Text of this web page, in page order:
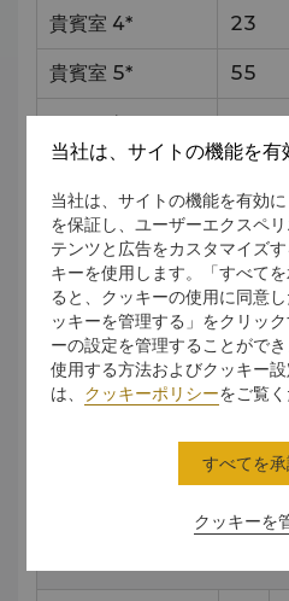
貴賓室 4* 23
貴賓室 5* 55
ファンクションル
ーム 1*
ファンクションル
ーム 2*
115
ファンクションル
ーム 3*
115
ファンクションル
ーム 4*
115
収容人
当社は、サイトの機能を有
当社は、サイトの機能を有効
を保証し、ユーザーエクスペ
テンツと広告をカスタマイズ
キーを使用します。「すべて
ると、クッキーの使用に同意
ッキーを管理する」をクリッ
ーの設定を管理することがで
使用する方法およびクッキー
は、 クッキーポリシーをご覧く
クッキーを
すべてを